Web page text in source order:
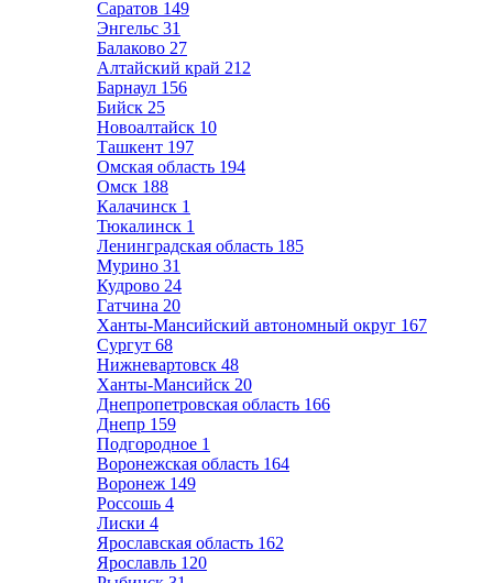
Саратов 149
Энгельс 31
Балаково 27
Алтайский край 212
Барнаул 156
Бийск 25
Новоалтайск 10
Ташкент 197
Омская область 194
Омск 188
Калачинск 1
Тюкалинск 1
Ленинградская область 185
Мурино 31
Кудрово 24
Гатчина 20
Ханты-Мансийский автономный округ 167
Сургут 68
Нижневартовск 48
Ханты-Мансийск 20
Днепропетровская область 166
Днепр 159
Подгородное 1
Воронежская область 164
Воронеж 149
Россошь 4
Лиски 4
Ярославская область 162
Ярославль 120